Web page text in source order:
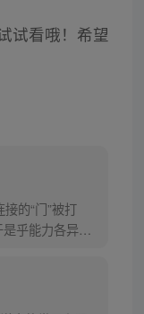
试看哦！希望
的“门”被打
乎能力各异的
在一次挑战任
。生死存亡之